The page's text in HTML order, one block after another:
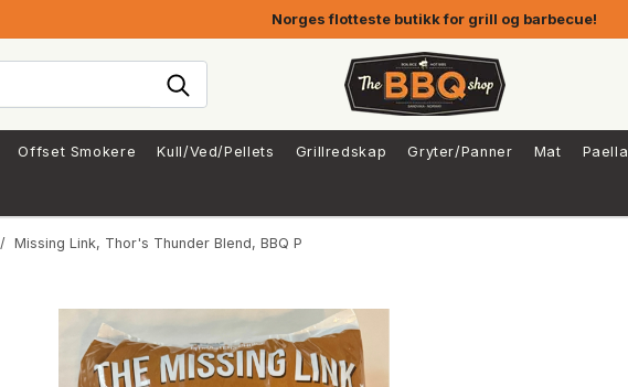
Norges flotteste butikk for grill og barbecue!
Offset Smokere Kull/Ved/Pellets Grillredskap Gryter/Panner Mat Paella
/ Missing Link, Thor's Thunder Blend, BBQ Pellets